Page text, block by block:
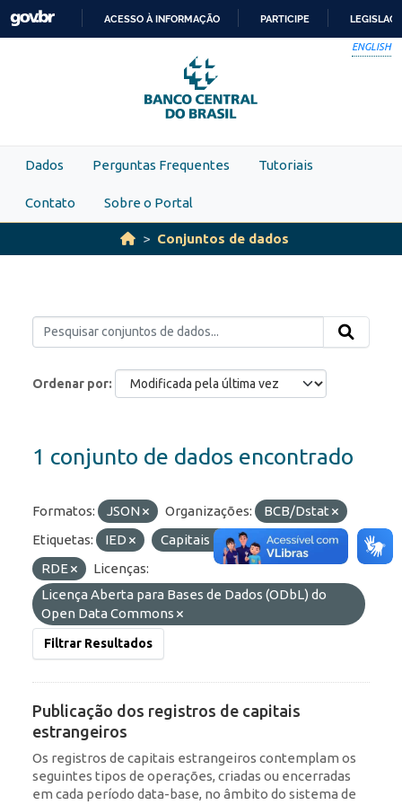
Skip to main content
PARA
O
CONTEÚDO
ACESSO À INFORMAÇÃO PARTICIPE
ENGLISH
Dados Perguntas Frequentes Tutoriais
Contato Sobre o Portal
Conjuntos de dados
Ordenar por
1 conjunto de dados encontrado
Formatos: JSON Organizações:
BCB/Dstat
Etiquetas:
IED
Capitais Estrangeiros
RDE
Licenças:
Licença Aberta para Bases de Dados (ODbL) do
Open Data Commons
Filtrar Resultados
Publicação dos registros de capitais
estrangeiros
Os registros de capitais estrangeiros contemplam os
seguintes tipos de operações, criadas ou encerradas
em cada período data-base, no âmbito do sistema de